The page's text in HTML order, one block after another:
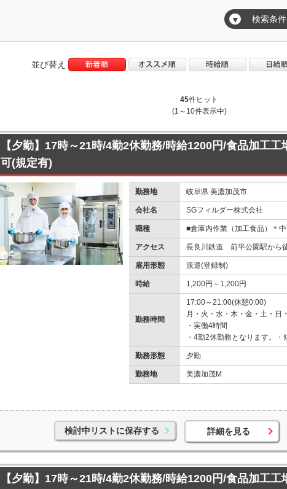
▼ 検索条
並び替え
45件ヒット
(1～10件表示中)
【夕勤】17時～21時/4勤2休勤務/時給1200円/食品加工
可(規定有)
勤務地 岐阜県 美濃加茂市
会社名 SGフィルダー株式会社
職種 ■倉庫内作業（加工食品）＊中
アクセス 長良川鉄道 前平公園駅から
雇用形態 派遣(登録制)
時給 1,200円～1,200円
勤務時間
17:00～21:00(休憩0:00)
月・火・水・木・金・土・日
・実働4時間
・4勤2休勤務となります。・
勤務形態 夕勤
勤務地 美濃加茂M
検討中リストに保存する 詳細を見る
【夕勤】17時～21時/4勤2休勤務/時給1200円/食品加工